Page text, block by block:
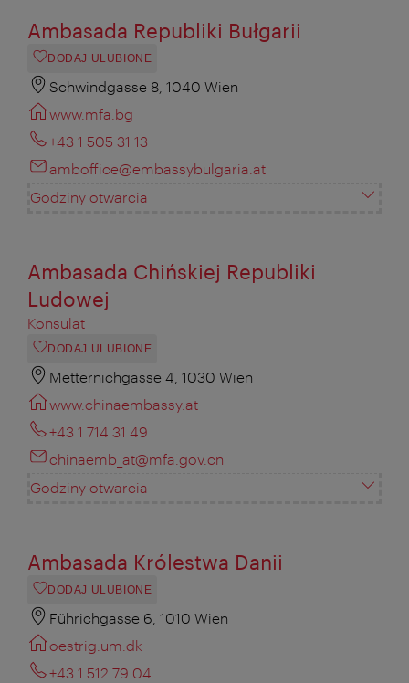
Ambasada Republiki Bułgarii
DODAJ ULUBIONE
Schwindgasse 8, 1040 Wien
www.mfa.bg
+43 1 505 31 13
amboffice@embassybulgaria.at
Godziny otwarcia
Ambasada Chińskiej Republiki
Ludowej
Konsulat
DODAJ ULUBIONE
Metternichgasse 4, 1030 Wien
www.chinaembassy.at
+43 1 714 31 49
chinaemb_at@mfa.gov.cn
Godziny otwarcia
Ambasada Królestwa Danii
DODAJ ULUBIONE
Führichgasse 6, 1010 Wien
oestrig.um.dk
+43 1 512 79 04